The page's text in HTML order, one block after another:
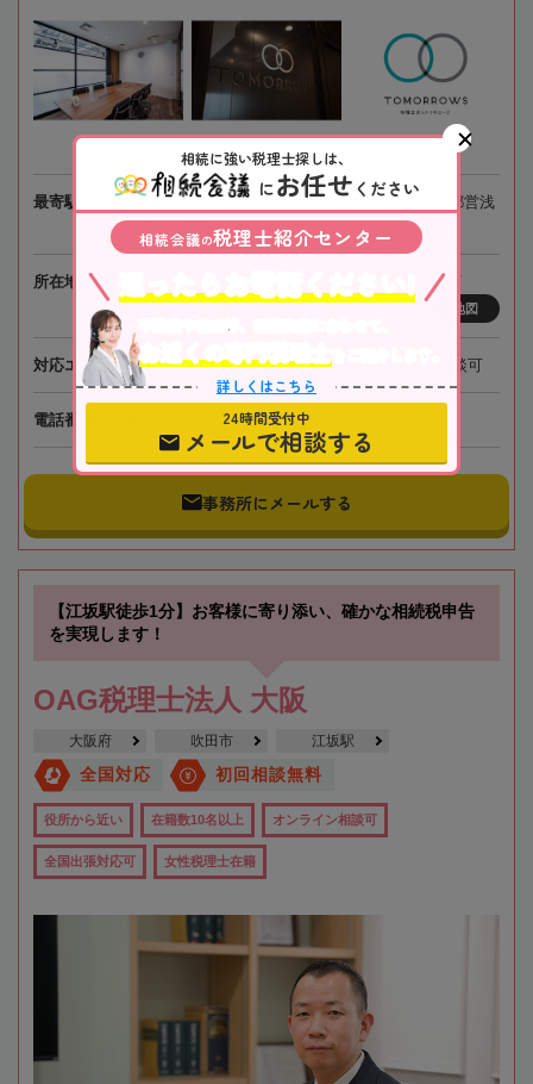
最寄駅
JR京葉線、東京メトロ「八丁堀駅」徒歩3分、都営浅
草線「宝町駅」徒歩4分
所在地
〒104-0032 東京都中央区八丁堀4-3-5 京橋宝町
PREX6階
地図
対応エリア 東京、埼玉、神奈川、千葉、全国オンライン相談可
電話番号 050-5268-8565
事務所にメールする
【江坂駅徒歩1分】お客様に寄り添い、確かな相続税申告
を実現します！
OAG税理士法人 大阪
大阪府 吹田市 江坂駅
全国対応 初回相談無料
役所から近い 在籍数10名以上 オンライン相談可
全国出張対応可 女性税理士在籍
相続に強い税理士探しは、
にお任せ ください
相続会議の税理士紹介センター
不動産や株式等、相続資産に合わせて、
お近くの専門税理士
をご紹介します。
詳しくはこちら
24時間受付中
メールで相談する